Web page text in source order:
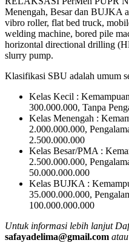
Menengah, Besar dan BUJKA
vibro roller, flat bed truck,
welding machine, bored pile
horizontal directional drilling
slurry pump.
Klasifikasi SBU adalah umum
Kelas Kecil :
300.000.000, Tanpa
Kelas Menengah :
2.000.000.000,
2.500.000.000
Kelas Besar/PMA :
2.500.000.000,
50.000.000.000
Kelas BUJKA :
35.000.000.000,
100.000.000.000
Untuk informasi lebih lanjut
safayadelima@gmail.com atau